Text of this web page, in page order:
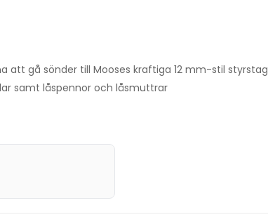
att gå sönder till Mooses kraftiga 12 mm-stil styrstag
samt låspennor och låsmuttrar